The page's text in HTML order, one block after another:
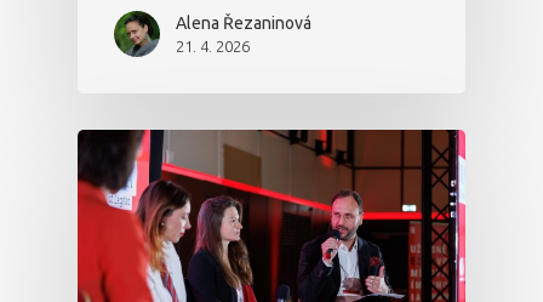
Alena Řezaninová
21. 4. 2026